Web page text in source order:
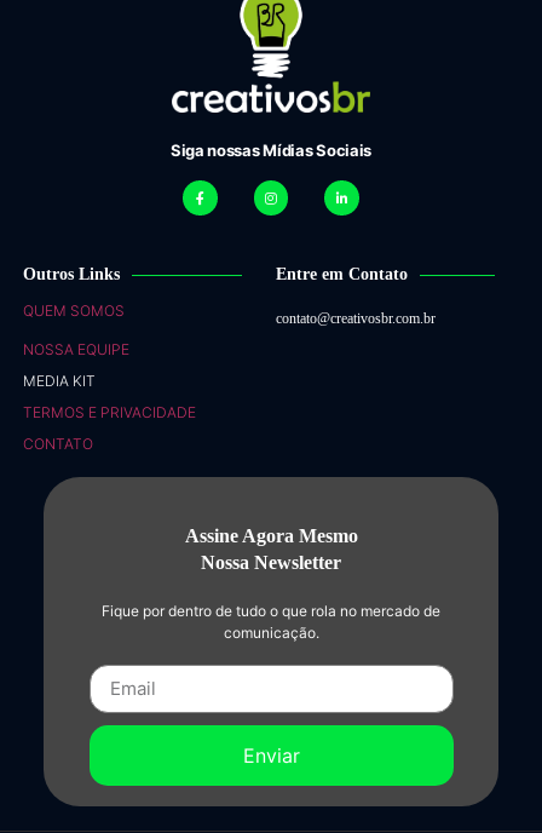
Siga nossas Mídias Sociais
Outros Links
QUEM SOMOS
NOSSA EQUIPE
MEDIA KIT
TERMOS E PRIVACIDADE
CONTATO
Entre em Contato
contato@creativosbr.com.br
Assine Agora Mesmo
Nossa Newsletter
Fique por dentro de tudo o que rola no mercado de
comunicação.
Enviar